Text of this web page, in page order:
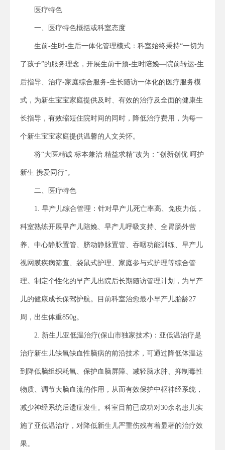
医疗特色
一、医疗特色概括或科室态度
生前-生时-生后一体化管理模式：科室始终秉持“一切为
了孩子”的服务理念，开展生前干预-生时陪娩—院前转运-生
后指导、治疗-家庭综合服务-生长随访一体化的医疗服务模
式，为新生宝宝家庭提供及时、有效的治疗及全面的健康生
长指导，有效缩短住院时间的同时，降低治疗费用，为每一
个新生宝宝家庭提供温馨的人文关怀。
将“大医精诚 标本兼治 精益求精”改为：“创新创优 呵护
新生 携爱同行”。
二、医疗特色
1. 早产儿综合管理：针对早产儿死亡率高、免疫力低，
科室熟练开展早产儿陪娩、早产儿呼吸支持、全胃肠外营
养、中心静脉置管、脐动静脉置管、吞咽功能训练、早产儿
视网膜疾病筛查、袋鼠式护理、家庭参与式护理等综合管
理。制定个性化的早产儿出院后长期随访管理计划，为早产
儿的健康成长保驾护航。目前科室治愈最小早产儿胎龄27
周，出生体重850g。
2. 新生儿亚低温治疗(保山市独家技术)：亚低温治疗是
治疗新生儿缺氧缺血性脑病的前沿技术，可通过降低体温达
到降低脑组织耗氧、保护血脑屏障、减轻脑水肿、抑制毒性
物质、调节大脑血流的作用，从而有效保护中枢神经系统，
减少神经系统后遗症发生。科室目前已成功对30余名患儿实
施了亚低温治疗，对降低新生儿严重伤残有着显著的治疗效
果。